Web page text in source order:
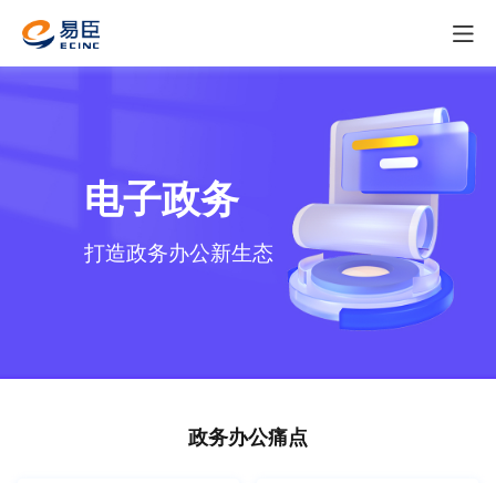
打造政务办公新生态
电子政务
政务办公痛点